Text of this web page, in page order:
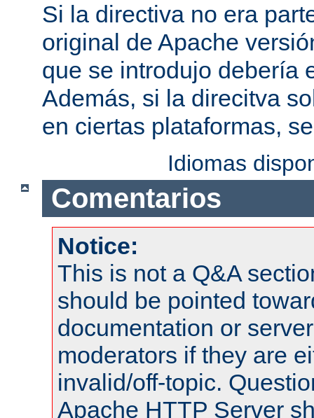
Si la directiva no era
original de Apache
que se introdujo debería
Además, si la direcitva
en ciertas plataformas,
Idiomas
Comentarios
Notice:
This is not a Q&A
should be pointed
documentation or
moderators if they are
invalid/off-topic.
Apache HTTP Server